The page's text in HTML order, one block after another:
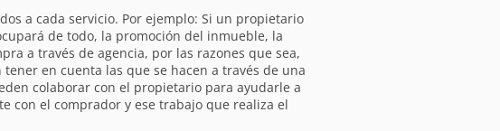
a cada servicio. Por ejemplo: Si un propietario
de todo, la promoción del inmueble, la
a través de agencia, por las razones que sea,
en cuenta las que se hacen a través de una
colaborar con el propietario para ayudarle a
con el comprador y ese trabajo que realiza el